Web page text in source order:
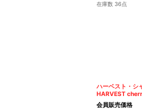
在庫数 36点
ハーベスト・
HARVEST
会員販売価格